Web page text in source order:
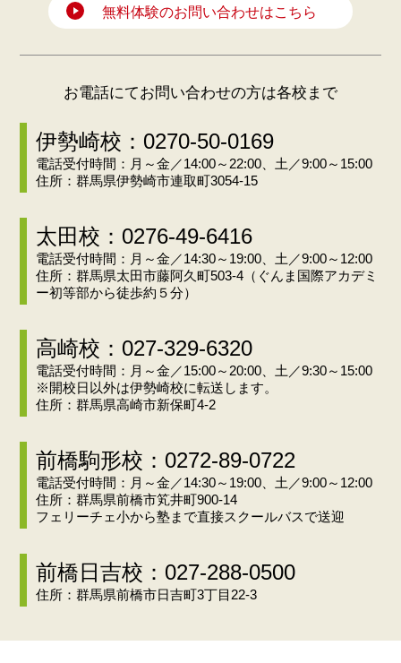
無料体験のお問い合わせはこちら
お電話にてお問い合わせの方は各校まで
伊勢崎校：0270-50-0169
電話受付時間：月～金／14:00～22:00、土／9:00～15:00
住所：群馬県伊勢崎市連取町3054-15
太田校：0276-49-6416
電話受付時間：月～金／14:30～19:00、土／9:00～12:00
住所：群馬県太田市藤阿久町503-4（ぐんま国際アカデミ
ー初等部から徒歩約５分）
高崎校：027-329-6320
電話受付時間：月～金／15:00～20:00、土／9:30～15:00
※開校日以外は伊勢崎校に転送します。
住所：群馬県高崎市新保町4-2
前橋駒形校：0272-89-0722
電話受付時間：月～金／14:30～19:00、土／9:00～12:00
住所：群馬県前橋市笂井町900-14
フェリーチェ小から塾まで直接スクールバスで送迎
前橋日吉校：027-288-0500
住所：群馬県前橋市日吉町3丁目22-3